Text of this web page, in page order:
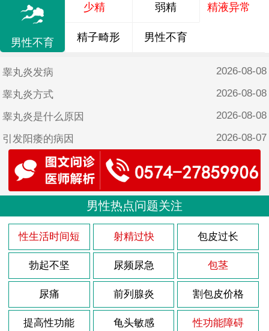
男性不育
少精 弱精 精液异常
精子畸形 男性不育
睾丸炎发病 2026-08-08
睾丸炎方式 2026-08-08
睾丸炎是什么原因 2026-08-08
引发阳痿的病因 2026-08-07
自己怎么改善阳痿
18岁阳痿能恢复吗 2026-08-07
导致阳痿的原因有哪些呢？ 2026-08-07
龟头炎多久能治疗好 2026-08-03
该怎么治疗龟头炎 2026-08-03
龟头炎是什么引起 2026-08-03
包皮龟头炎会复发吗 2026-08-03
男性热点问题关注
性生活时间短 射精过快 包皮过长
勃起不坚 尿频尿急 包茎
尿痛 前列腺炎 割包皮价格
提高性功能 龟头敏感 性功能障碍